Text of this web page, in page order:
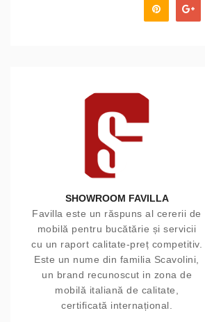
SHOWROOM FAVILLA
Favilla este un răspuns al cererii de
mobilă pentru bucătărie și servicii
cu un raport calitate-preț competitiv.
Este un nume din familia Scavolini,
un brand recunoscut in zona de
mobilă italiană de calitate,
certificată internațional.